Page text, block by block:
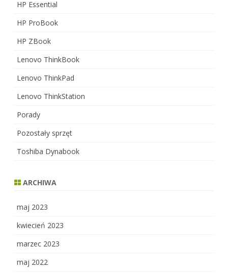
HP Essential
HP ProBook
HP ZBook
Lenovo ThinkBook
Lenovo ThinkPad
Lenovo ThinkStation
Porady
Pozostały sprzęt
Toshiba Dynabook
ARCHIWA
maj 2023
kwiecień 2023
marzec 2023
maj 2022